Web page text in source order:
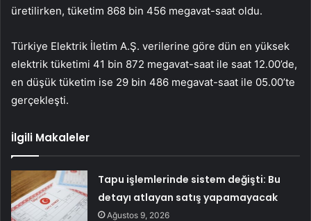
üretilirken, tüketim 868 bin 456 megavat-saat oldu.
Türkiye Elektrik İletim A.Ş. verilerine göre dün en yüksek
elektrik tüketimi 41 bin 872 megavat-saat ile saat 12.00’de,
en düşük tüketim ise 29 bin 486 megavat-saat ile 05.00’te
gerçekleşti.
İlgili Makaleler
Tapu işlemlerinde sistem değişti: Bu
detayı atlayan satış yapamayacak
Ağustos 9, 2026